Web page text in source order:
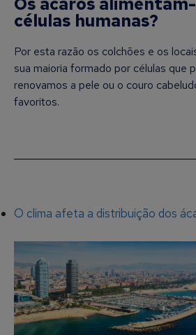
células humanas?
Por esta razão os colchões e os
sua maioria formado por células que
renovamos a pele ou o couro
favoritos.
O clima afeta a distribuição dos